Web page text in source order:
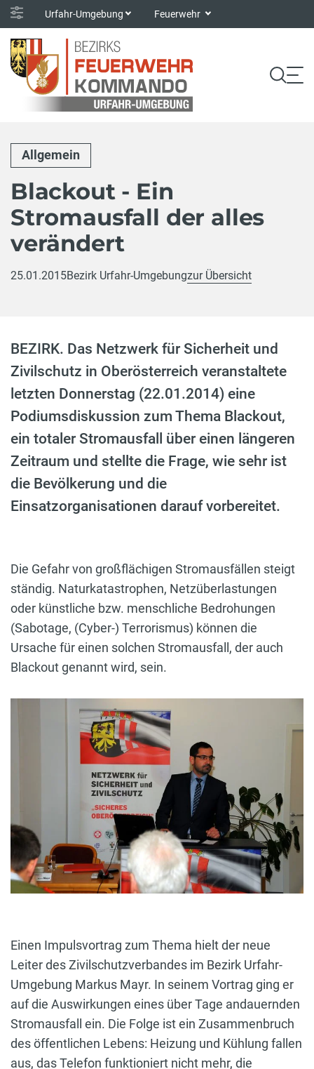
Urfahr-Umgebung Feuerwehr
Allgemein
Blackout - Ein
Stromausfall der alles
verändert
25.01.2015Bezirk Urfahr-Umgebungzur Übersicht
BEZIRK. Das Netzwerk für Sicherheit und
Zivilschutz in Oberösterreich veranstaltete
letzten Donnerstag (22.01.2014) eine
Podiumsdiskussion zum Thema Blackout,
ein totaler Stromausfall über einen längeren
Zeitraum und stellte die Frage, wie sehr ist
die Bevölkerung und die
Einsatzorganisationen darauf vorbereitet.
Die Gefahr von großflächigen Stromausfällen steigt
ständig. Naturkatastrophen, Netzüberlastungen
oder künstliche bzw. menschliche Bedrohungen
(Sabotage, (Cyber-) Terrorismus) können die
Ursache für einen solchen Stromausfall, der auch
Blackout genannt wird, sein.
Einen Impulsvortrag zum Thema hielt der neue
Leiter des Zivilschutzverbandes im Bezirk Urfahr-
Umgebung Markus Mayr. In seinem Vortrag ging er
auf die Auswirkungen eines über Tage andauernden
Stromausfall ein. Die Folge ist ein Zusammenbruch
des öffentlichen Lebens: Heizung und Kühlung fallen
aus, das Telefon funktioniert nicht mehr, die